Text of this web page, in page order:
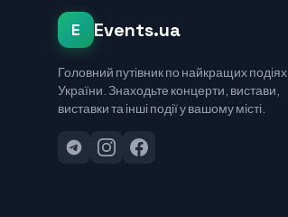
E Events.ua
Головний путівник по найкращих подіях
України. Знаходьте концерти, вистави,
виставки та інші події у вашому місті.